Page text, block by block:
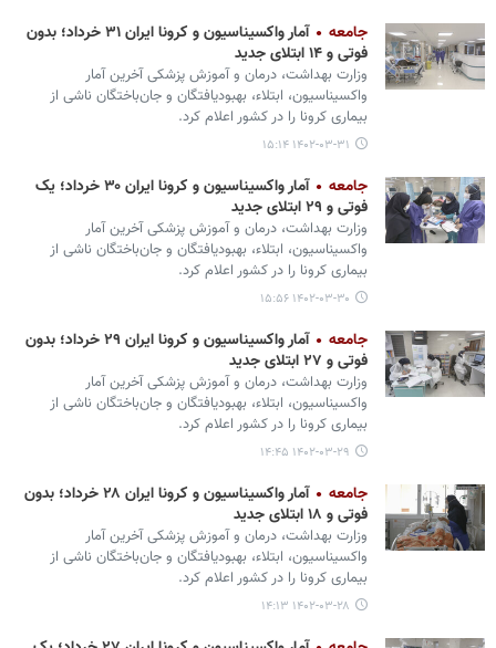
جامعه
آمار واکسیناسیون و کرونا ایران ۳۱ خرداد؛ بدون
فوتی و ۱۴ ابتلای جدید
وزارت بهداشت، درمان و آموزش پزشکی آخرین آمار
واکسیناسیون، ابتلاء، بهبودیافتگان و جان‌باختگان ناشی از
بیماری کرونا را در کشور اعلام کرد.
۱۴۰۲-۰۳-۳۱ ۱۵:۱۴
جامعه
آمار واکسیناسیون و کرونا ایران ۳۰ خرداد؛ یک
فوتی و ۲۹ ابتلای جدید
وزارت بهداشت، درمان و آموزش پزشکی آخرین آمار
واکسیناسیون، ابتلاء، بهبودیافتگان و جان‌باختگان ناشی از
بیماری کرونا را در کشور اعلام کرد.
۱۴۰۲-۰۳-۳۰ ۱۵:۵۶
جامعه
آمار واکسیناسیون و کرونا ایران ۲۹ خرداد؛ بدون
فوتی و ۲۷ ابتلای جدید
وزارت بهداشت، درمان و آموزش پزشکی آخرین آمار
واکسیناسیون، ابتلاء، بهبودیافتگان و جان‌باختگان ناشی از
بیماری کرونا را در کشور اعلام کرد.
۱۴۰۲-۰۳-۲۹ ۱۴:۴۵
جامعه
آمار واکسیناسیون و کرونا ایران ۲۸ خرداد؛ بدون
فوتی و ۱۸ ابتلای جدید
وزارت بهداشت، درمان و آموزش پزشکی آخرین آمار
واکسیناسیون، ابتلاء، بهبودیافتگان و جان‌باختگان ناشی از
بیماری کرونا را در کشور اعلام کرد.
۱۴۰۲-۰۳-۲۸ ۱۴:۱۳